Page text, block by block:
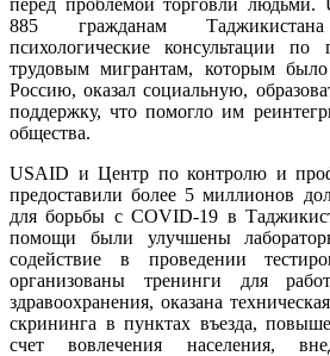
885 гражданам
психологические консультации
трудовым мигрантам, которым
Россию, оказал социальную,
поддержку, что помогло им
общества.
USAID и Центр по контролю и
предоставили более 5 миллионов
для борьбы с COVID-19 в
помощи были улучшены
содействие в проведении
организованы тренинги для
здравоохранения, оказана
скрининга в пунктах въезда,
счет вовлечения населения,